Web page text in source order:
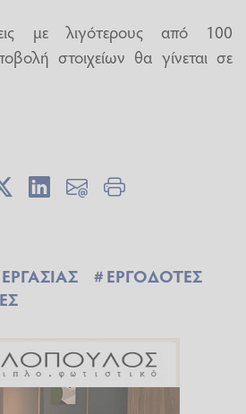
με λιγότερους από 100
στοιχείων θα γίνεται σε
ΕΡΓΟΔΟΤΕΣ